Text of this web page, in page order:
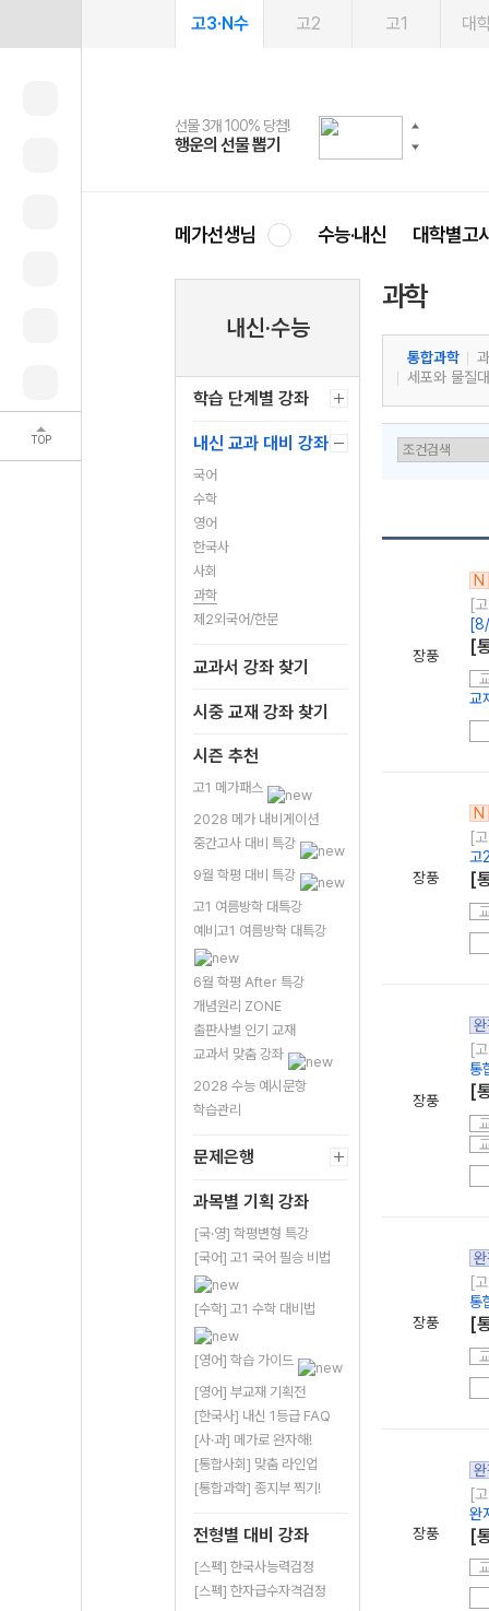
TOP
고3·N수 고2 고1 대
선물 3개 100% 당첨!
행운의 선물 뽑기
선물 100% 증정!
메가스터디 X 올리브
여름방학 스터디 캐시백
메가런 썸머스쿨
2027 러셀 단과
강사 공개선발
스마트러닝앱
설문 EVENT
메가패스
3일 무료 체험권
메가패스 수강생 무료혜택!
메가클럽 멤버십
사회공헌 캠페인
희망이룸 메가나눔
메가선생님 수능·내신 대학별고
내신·수능
학습 단계별 강좌
내신 교과 대비 강좌
국어
수학
영어
한국사
사회
과학
제2외국어/한문
교과서 강좌 찾기
시중 교재 강좌 찾기
시즌 추천
고1 메가패스
2028 메가 내비게이션
중간고사 대비 특강
9월 학평 대비 특강
고1 여름방학 대특강
예비고1 여름방학 대특강
6월 학평 After 특강
개념원리 ZONE
출판사별 인기 교재
교과서 맞춤 강좌
2028 수능 예시문항
학습관리
문제은행
과목별 기획 강좌
[국·영] 학평변형 특강
[국어] 고1 국어 필승 비법
[수학] 고1 수학 대비법
[영어] 학습 가이드
[영어] 부교재 기획전
[한국사] 내신 1등급 FAQ
[사·과] 메가로 완자해!
[통합사회] 맞춤 라인업
[통합과학] 종지부 찍기!
전형별 대비 강좌
[스펙] 한국사능력검정
[스펙] 한자급수자격검정
과학
통합과학
세포와 물질
장풍
N
[
[
교
장풍
N
[
고
[
장풍
[
통
[
장풍
[
통
[
장풍
[
완
[